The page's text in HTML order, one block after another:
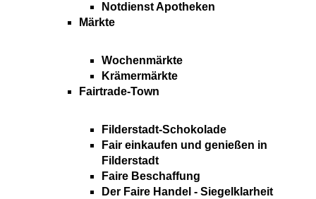
Notdienst Apotheken
Märkte
Wochenmärkte
Krämermärkte
Fairtrade-Town
Filderstadt-Schokolade
Fair einkaufen und genießen in
Filderstadt
Faire Beschaffung
Der Faire Handel - Siegelklarheit